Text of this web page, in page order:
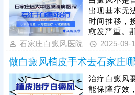
者病情不一
短，治疗花
以到石家庄
治，收费公
出现基本无
时间推移，
愈发严重。
排名哪些好
疗设备全，
优势。
石家庄白癜风医院 2025-09-
做白癜风植皮手术去石家庄
治疗白癜风
能保障疗效